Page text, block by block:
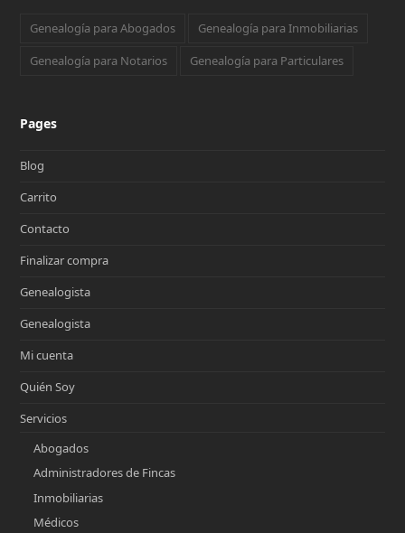
Genealogía para Abogados
Genealogía para Inmobiliarias
Genealogía para Notarios
Genealogía para Particulares
Pages
Blog
Carrito
Contacto
Finalizar compra
Genealogista
Genealogista
Mi cuenta
Quién Soy
Servicios
Abogados
Administradores de Fincas
Inmobiliarias
Médicos